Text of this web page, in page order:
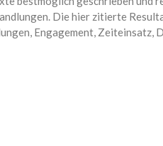
Die hier zitierte
Engagement, Zeiteinsatz,